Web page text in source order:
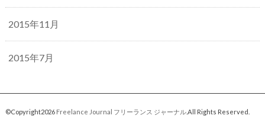
2015年11月
2015年7月
©Copyright2026 Freelance Journal フリーランス ジャーナル.All Rights Reserved.